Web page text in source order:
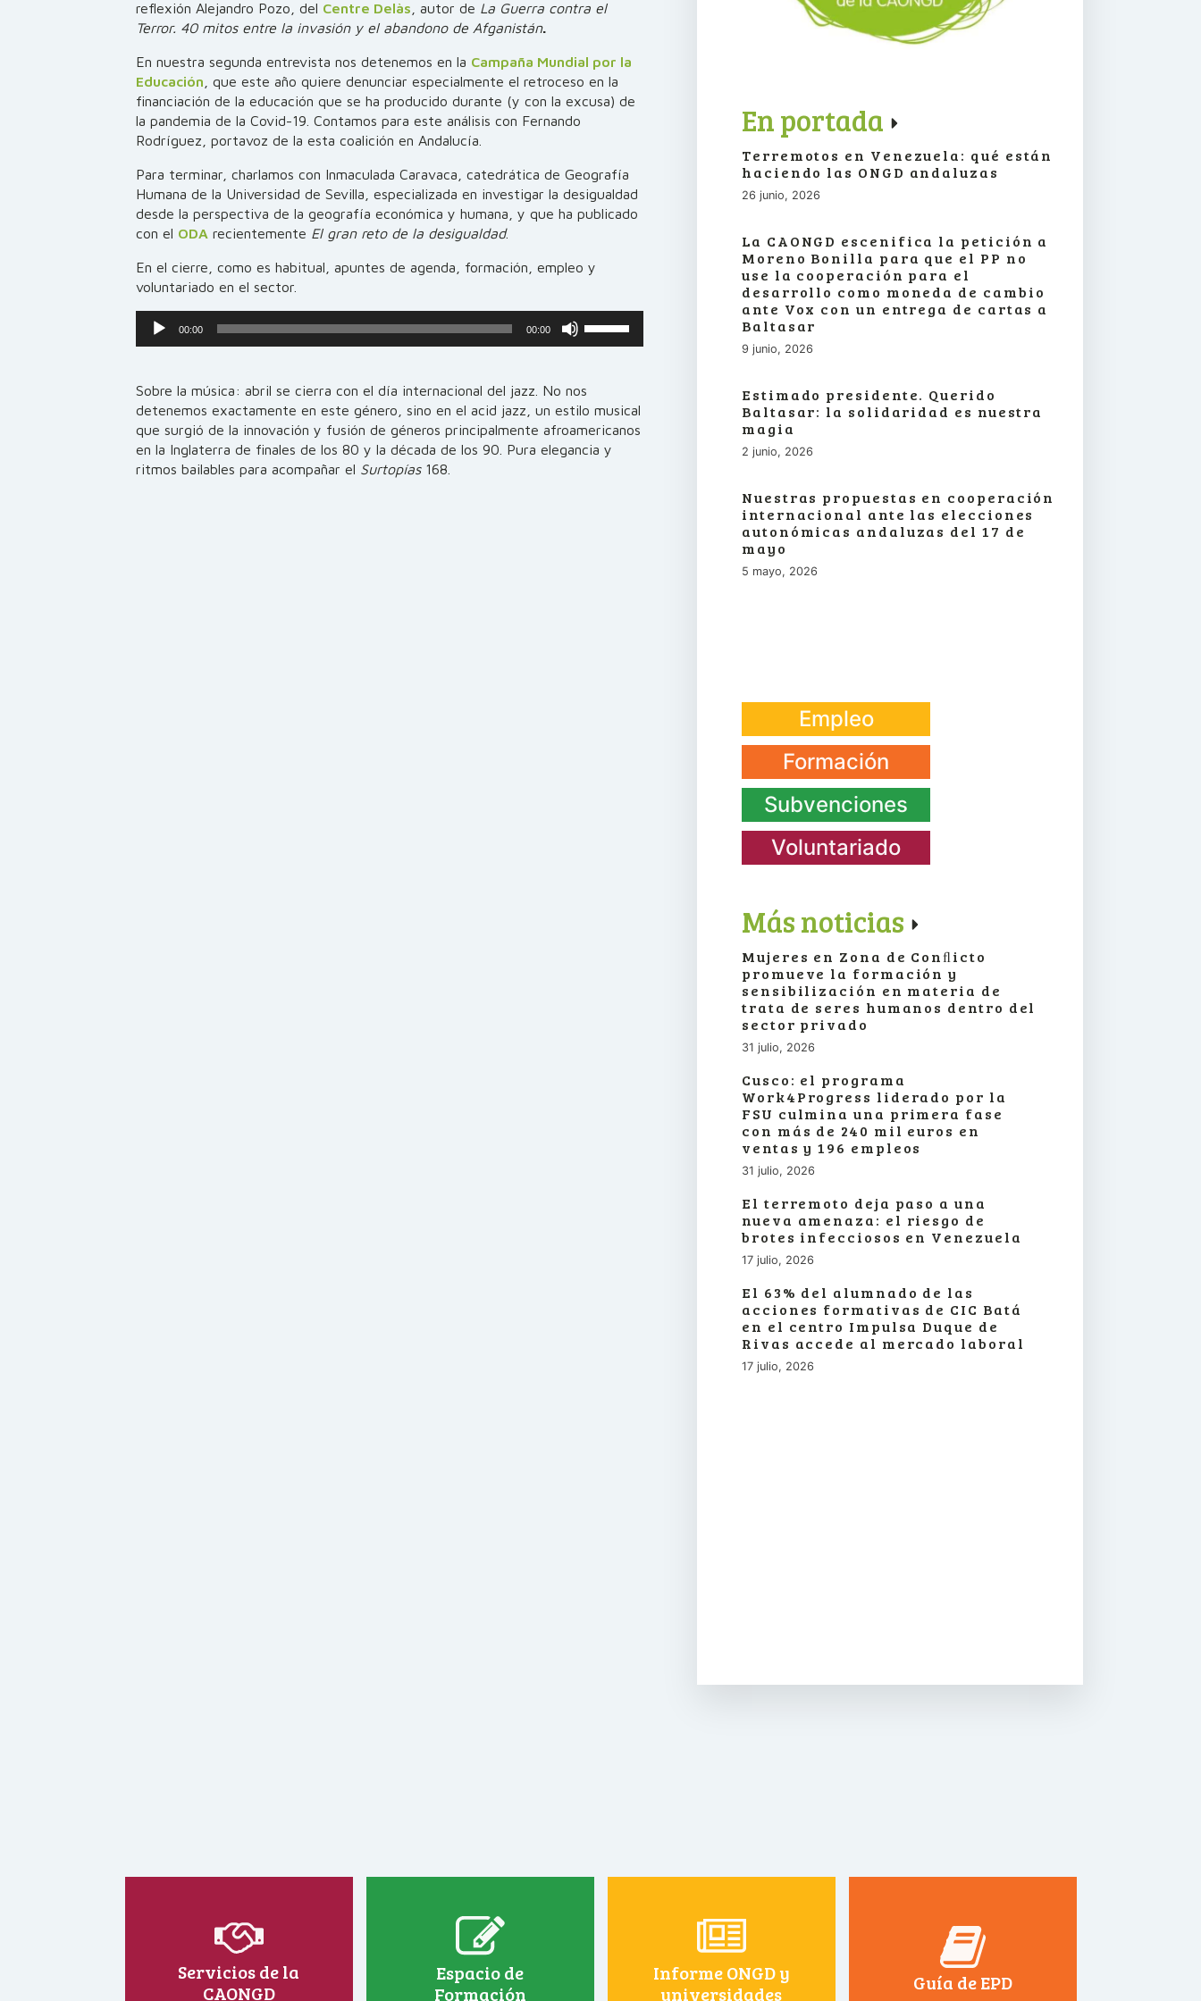
reflexión Alejandro Pozo, del Centre Delàs , autor de La Guerra contra el
Terror. 40 mitos entre la invasión y el abandono de Afganistán.
En nuestra segunda entrevista nos detenemos en la Campaña Mundial por la
Educación , que este año quiere denunciar especialmente el retroceso en la
financiación de la educación que se ha producido durante (y con la excusa) de
la pandemia de la Covid-19. Contamos para este análisis con Fernando
Rodríguez, portavoz de la esta coalición en Andalucía.
Para terminar, charlamos con Inmaculada Caravaca, catedrática de Geografía
Humana de la Universidad de Sevilla, especializada en investigar la desigualdad
desde la perspectiva de la geografía económica y humana, y que ha publicado
con el ODA recientemente El gran reto de la desigualdad.
En el cierre, como es habitual, apuntes de agenda, formación, empleo y
voluntariado en el sector.
Reproductor
00:00 00:00
flecha
arriba/abajo
para
aumentar
Sobre la música: abril se cierra con el día internacional del jazz. No nos
detenemos exactamente en este género, sino en el acid jazz, un estilo musical
que surgió de la innovación y fusión de géneros principalmente afroamericanos
en la Inglaterra de finales de los 80 y la década de los 90. Pura elegancia y
ritmos bailables para acompañar el Surtopías168.
En portada
Terremotos en Venezuela: qué están
haciendo las ONGD andaluzas
26 junio, 2026
La CAONGD escenifica la petición a
Moreno Bonilla para que el PP no
use la cooperación para el
desarrollo como moneda de cambio
ante Vox con un entrega de cartas a
Baltasar
9 junio, 2026
Estimado presidente. Querido
Baltasar: la solidaridad es nuestra
magia
2 junio, 2026
Nuestras propuestas en cooperación
internacional ante las elecciones
autonómicas andaluzas del 17 de
mayo
5 mayo, 2026
Empleo
Formación
Subvenciones
Voluntariado
Más noticias
Mujeres en Zona de Conﬂicto
promueve la formación y
sensibilización en materia de
trata de seres humanos dentro del
sector privado
31 julio, 2026
Cusco: el programa
Work4Progress liderado por la
FSU culmina una primera fase
con más de 240 mil euros en
ventas y 196 empleos
31 julio, 2026
El terremoto deja paso a una
nueva amenaza: el riesgo de
brotes infecciosos en Venezuela
17 julio, 2026
El 63% del alumnado de las
acciones formativas de CIC Batá
en el centro Impulsa Duque de
Rivas accede al mercado laboral
17 julio, 2026
Servicios de la
CAONGD
Espacio de
Formación
Informe ONGD y
universidades
Guía de EPD